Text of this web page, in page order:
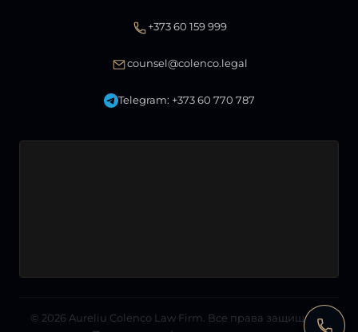
+373 60 159 999
counsel@colenco.legal
Telegram: +373 60 770 787
© 2026 Aureliu Colenco Law Firm . Все права защищены.